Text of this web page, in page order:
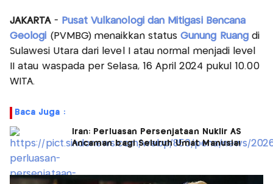
JAKARTA-
Pusat Vulkanologi dan Mitigasi Bencana
Geologi (PVMBG) menaikkan statusGunung Ruangdi
Sulawesi Utara dari level I atau normal menjadi level
II atau waspada per Selasa, 16 April 2024 pukul 10.00
WITA.
Baca Juga :
Iran: Perluasan Persenjataan Nuklir AS
Ancaman bagi Seluruh Umat Manusia!